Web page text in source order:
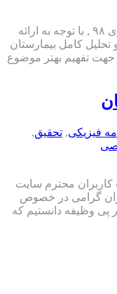
با سلام خدمت بازدید کنندگان سایت معماری ۹۸ , با توجه به ارائه
تحلیل کامل بیمارستان
جهت تفهیم بهتر موضوع
فیزیکی, تحقیق,
محترم سایت
گرامی در خصوص
پی وظیفه دانستیم که